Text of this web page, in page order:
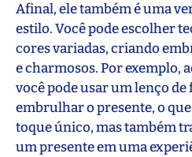
Afinal, ele também é uma
estilo. Você pode escolher
cores variadas, criando
e charmosos. Por exemplo,
você pode usar um lenço
embrulhar o presente, o
toque único, mas também
um presente em uma